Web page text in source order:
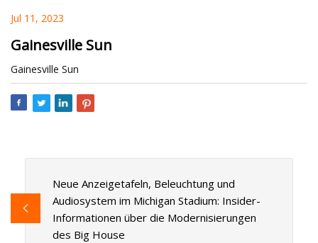
Jul 11, 2023
Gainesville Sun
Gainesville Sun
Neue Anzeigetafeln, Beleuchtung und
Audiosystem im Michigan Stadium: Insider-
Informationen über die Modernisierungen
des Big House